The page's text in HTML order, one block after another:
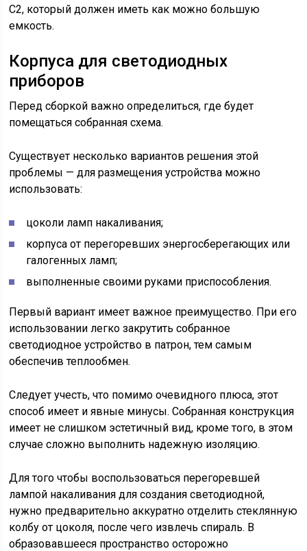
С2, который должен иметь как можно большую
емкость.
Корпуса для светодиодных
приборов
Перед сборкой важно определиться, где будет
помещаться собранная схема.
Существует несколько вариантов решения этой
проблемы — для размещения устройства можно
использовать:
цоколи ламп накаливания;
корпуса от перегоревших энергосберегающих или
галогенных ламп;
выполненные своими руками приспособления.
Первый вариант имеет важное преимущество. При его
использовании легко закрутить собранное
светодиодное устройство в патрон, тем самым
обеспечив теплообмен.
Следует учесть, что помимо очевидного плюса, этот
способ имеет и явные минусы. Собранная конструкция
имеет не слишком эстетичный вид, кроме того, в этом
случае сложно выполнить надежную изоляцию.
Для того чтобы воспользоваться перегоревшей
лампой накаливания для создания светодиодной,
нужно предварительно аккуратно отделить стеклянную
колбу от цоколя, после чего извлечь спираль. В
образовавшееся пространство осторожно